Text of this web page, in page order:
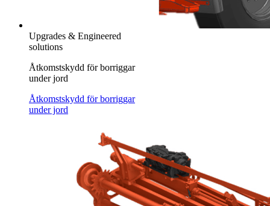
Upgrades & Engineered
solutions
Åtkomstskydd för borriggar
under jord
Åtkomstskydd för borriggar
under jord